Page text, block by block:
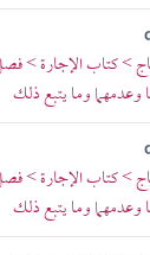
> كتاب الإجارة >
وعدمهما وما يتبع ذلك
> كتاب الإجارة >
وعدمهما وما يتبع ذلك